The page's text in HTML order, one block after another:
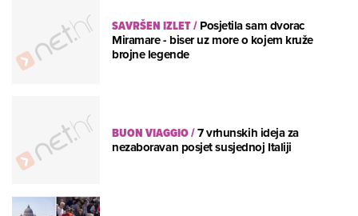
SAVRŠEN IZLET/Posjetila sam dvorac
Miramare - biser uz more o kojem kruže
brojne legende
BUON VIAGGIO/7 vrhunskih ideja za
nezaboravan posjet susjednoj Italiji